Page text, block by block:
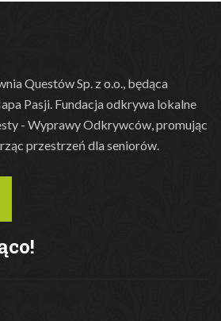
Questów Sp. z o.o., będąca
Pasji. Fundacja odkrywa lokalne
- Wyprawy Odkrywców, promując
przestrzeń dla seniorów.